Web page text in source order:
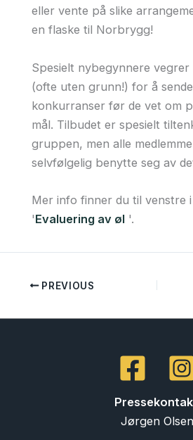
eller vente på slike
en flaske til Norbrygg!
Spesielt nybegynnere vegrer
(ofte uten grunn!) for å
konkurranser før de vet om
mål. Tilbudet er spesielt
gruppen, men alle
selvfølgelig benytte seg av
Mer info finner du til venstre
'Evaluering av øl'.
PREVIOUS
Jørgen Olsen